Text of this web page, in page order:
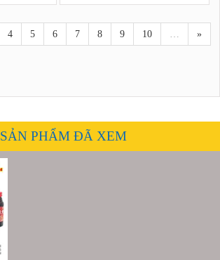
4 5 6 7 8 9 10 »
SẢN PHẨM ĐÃ XEM